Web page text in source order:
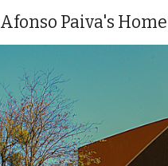
Afonso Paiva's